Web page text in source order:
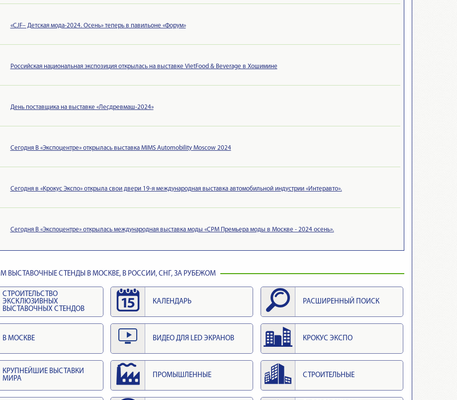
«CJF– Детская мода-2024. Осень» теперь в павильоне «Форум»
Российская национальная экспозиция открылась на выставке VietFood & Beverage в Хошимине
День поставщика на выставке «Лесдревмаш-2024»
Сегодня В «Экспоцентре» открылась выставка MIMS Automobility Moscow 2024
Сегодня в «Крокус Экспо» открыла свои двери 19-я международная выставка автомобильной индустрии «Интеравто».
Сегодня В «Экспоцентре» открылась международная выставка моды «СРМ Премьера моды в Москве - 2024 осень».
ВЫСТАВОЧНЫЕ СТЕНДЫ В МОСКВЕ, В РОССИИ, СНГ, ЗА РУБЕЖОМ
СТРОИТЕЛЬСТВО
ЭКСКЛЮЗИВНЫХ
ВЫСТАВОЧНЫХ СТЕНДОВ
КАЛЕНДАРЬ РАСШИРЕННЫЙ ПОИСК
В МОСКВЕ ВИДЕО ДЛЯ LED ЭКРАНОВ КРОКУС ЭКСПО
КРУПНЕЙШИЕ ВЫСТАВКИ
МИРА
ПРОМЫШЛЕННЫЕ СТРОИТЕЛЬНЫЕ